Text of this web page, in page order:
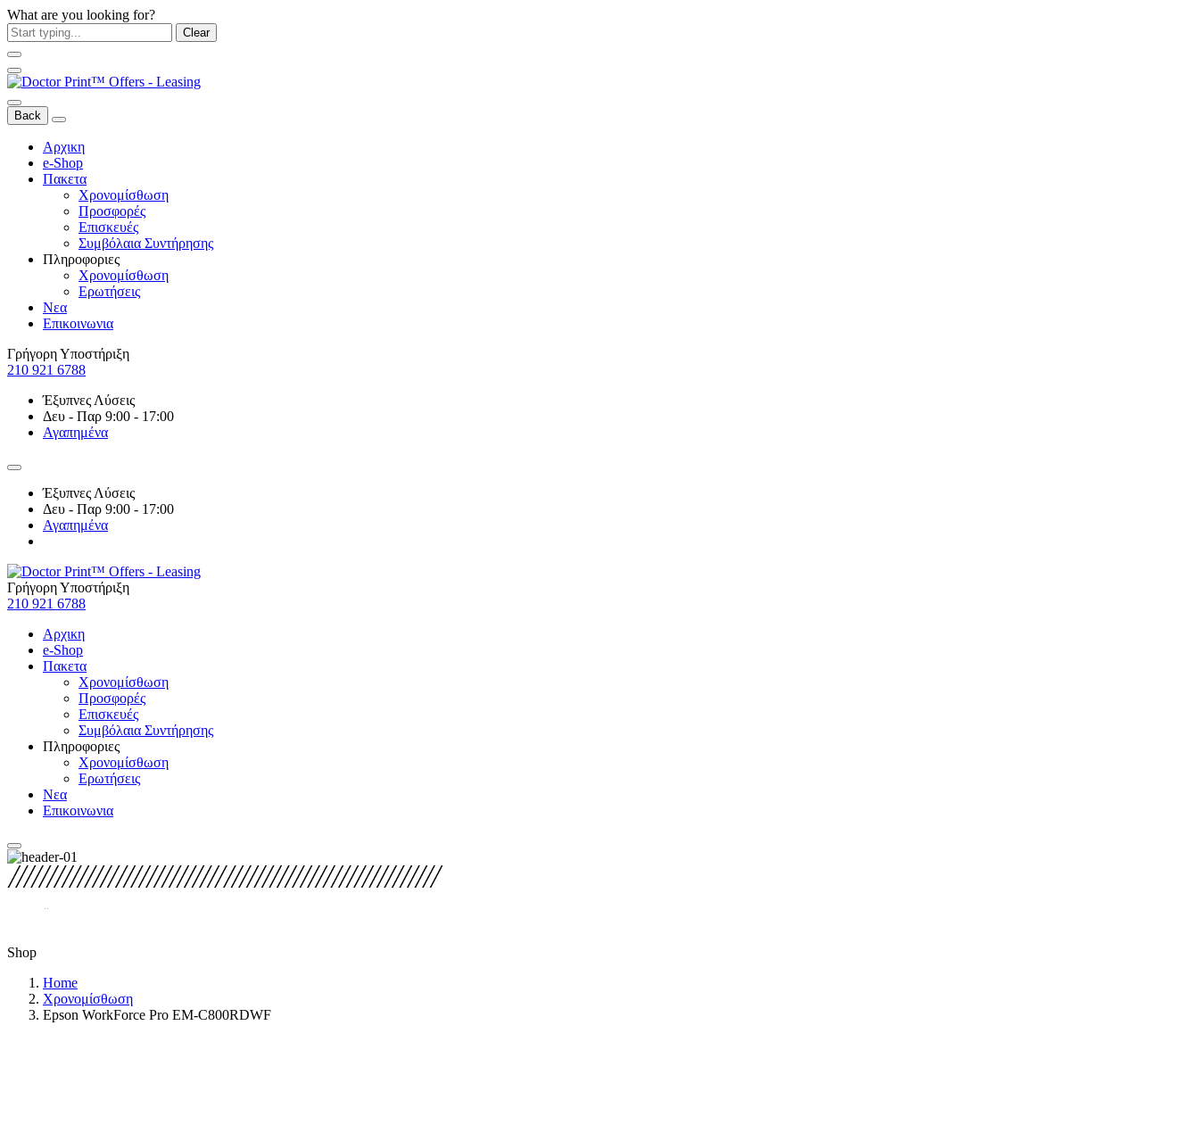
What are you looking for?
Clear
Back
Αρχικη
e-Shop
Πακετα
Χρονομίσθωση
Προσφορές
Επισκευές
Συμβόλαια Συντήρησης
Πληροφοριες
Χρονομίσθωση
Ερωτήσεις
Νεα
Επικοινωνια
Γρήγορη Υποστήριξη
210 921 6788
Έξυπνες Λύσεις
Δευ - Παρ 9:00 - 17:00
Αγαπημένα
Έξυπνες Λύσεις
Δευ - Παρ 9:00 - 17:00
Αγαπημένα
Γρήγορη Υποστήριξη
210 921 6788
Αρχικη
e-Shop
Πακετα
Χρονομίσθωση
Προσφορές
Επισκευές
Συμβόλαια Συντήρησης
Πληροφοριες
Χρονομίσθωση
Ερωτήσεις
Νεα
Επικοινωνια
Shop
Home
Χρονομίσθωση
Epson WorkForce Pro EM-C800RDWF